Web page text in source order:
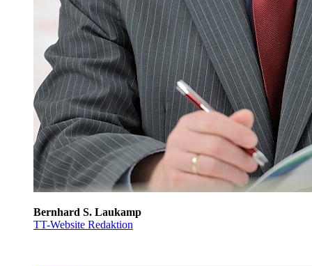
Bernhard S. Laukamp
TT-Website Redaktion